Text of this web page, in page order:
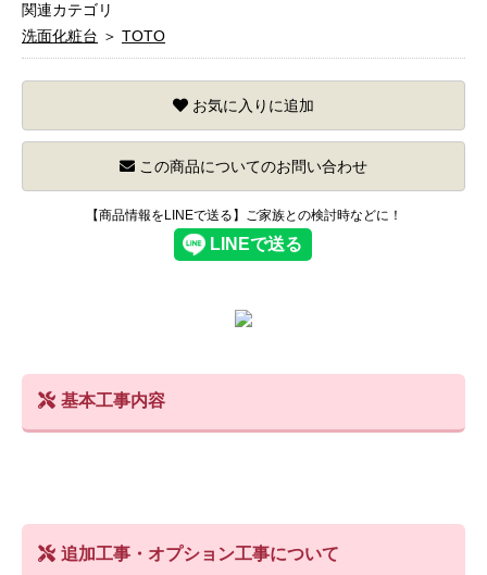
関連カテゴリ
洗面化粧台 ＞ TOTO
お気に入りに追加
この商品についてのお問い合わせ
【商品情報をLINEで送る】ご家族との検討時などに！
基本工事内容
追加工事・オプション工事について